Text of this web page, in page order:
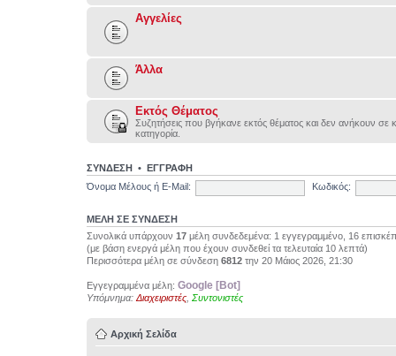
Αγγελίες
Άλλα
Εκτός Θέματος
Συζητήσεις που βγήκανε εκτός θέματος και δεν ανήκουν σε
κατηγορία.
ΣΥΝΔΕΣΗ • ΕΓΓΡΑΦΗ
Όνομα Μέλους ή E-Mail:
Κωδικός:
ΜΕΛΗ ΣΕ ΣΥΝΔΕΣΗ
Συνολικά υπάρχουν 17 μέλη συνδεδεμένα: 1 εγγεγραμμένο, 16
(με βάση ενεργά μέλη που έχουν συνδεθεί τα τελευταία 10 λεπτά)
Περισσότερα μέλη σε σύνδεση 6812 την 20 Μάιος 2026, 21:30
Εγγεγραμμένα μέλη: Google [Bot]
Υπόμνημα: Διαχειριστές Συντονιστές
Αρχική Σελίδα